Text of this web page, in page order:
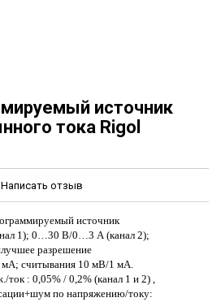
источник
тока Rigol
Написать отзыв
источник
1); 0…30 В/0…3 А (канал 2);
разрешение
считывания 10 мВ/1 мА.
ток : 0,05% / 0,2% (канал 1 и 2) ,
по напряжению/току: